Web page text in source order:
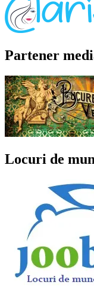
Partener
Locuri de